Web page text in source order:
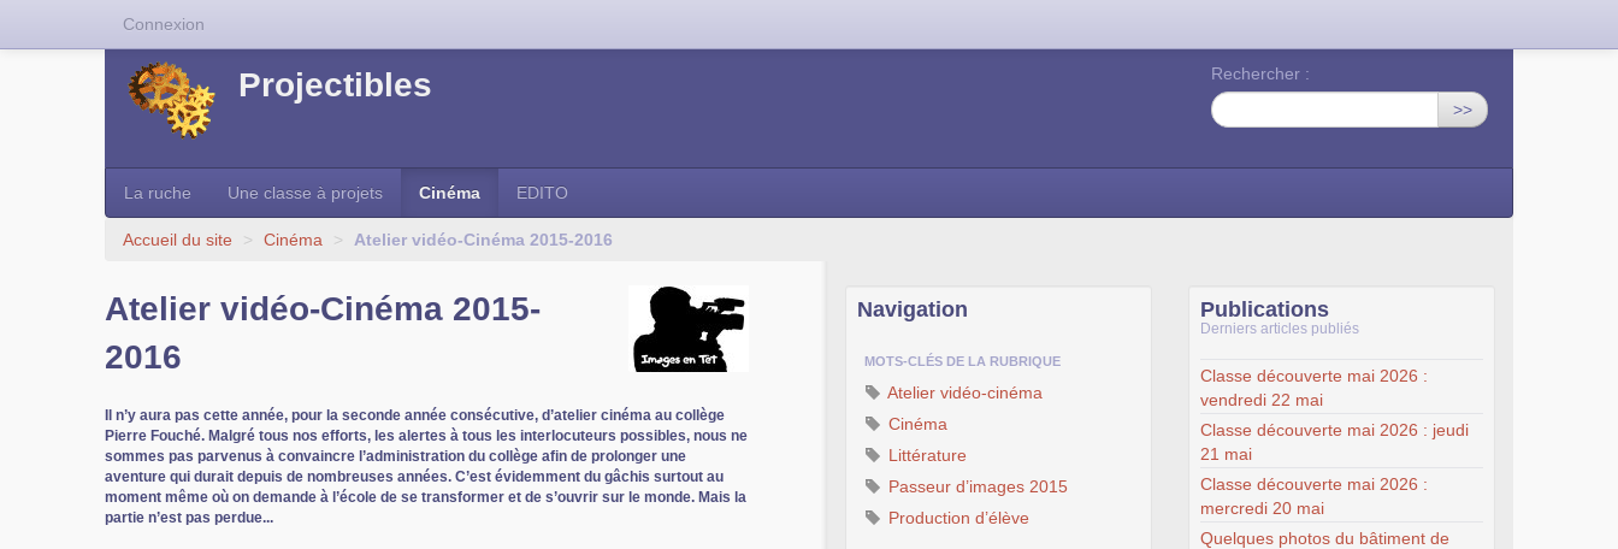
Projectibles
Rechercher :
>>
La ruche Une classe à projets Cinéma EDITO
Accueil du site > Cinéma > Atelier vidéo-Cinéma 2015-2016
Atelier vidéo-Cinéma 2015-
2016
Il n’y aura pas cette année, pour la seconde année consécutive, d’atelier cinéma au collège
Pierre Fouché. Malgré tous nos efforts, les alertes à tous les interlocuteurs possibles, nous ne
sommes pas parvenus à convaincre l’administration du collège afin de prolonger une
aventure qui durait depuis de nombreuses années. C’est évidemment du gâchis surtout au
moment même où on demande à l’école de se transformer et de s’ouvrir sur le monde. Mais la
partie n’est pas perdue...
Navigation
MOTS-CLÉS DE LA RUBRIQUE
Atelier vidéo-cinéma
Cinéma
Littérature
Passeur d’images 2015
Production d’élève
Publications
Derniers articles publiés
Classe découverte mai 2026 :
vendredi 22 mai
Classe découverte mai 2026 : jeudi
21 mai
Classe découverte mai 2026 :
mercredi 20 mai
Quelques photos du bâtiment de
Connexion